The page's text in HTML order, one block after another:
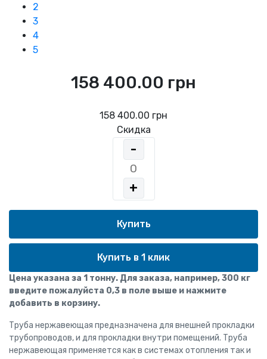
2
3
4
5
158 400.00 грн
158 400.00 грн
Скидка
-
+
Купить в 1 клик
Цена указана за 1 тонну. Для заказа, например, 300 кг
введите пожалуйста 0,3 в поле выше и нажмите
добавить в корзину.
Труба нержавеющая предназначена для внешней прокладки
трубопроводов, и для прокладки внутри помещений. Труба
нержавеющая применяется как в системах отопления так и